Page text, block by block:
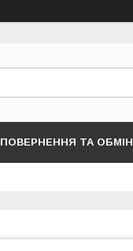
ПОВЕРНЕННЯ ТА ОБМІН